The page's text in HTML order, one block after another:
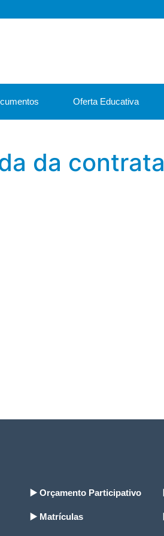
Oferta Educativa
da
▶️ Orçamento Participativo
▶️ Matrículas